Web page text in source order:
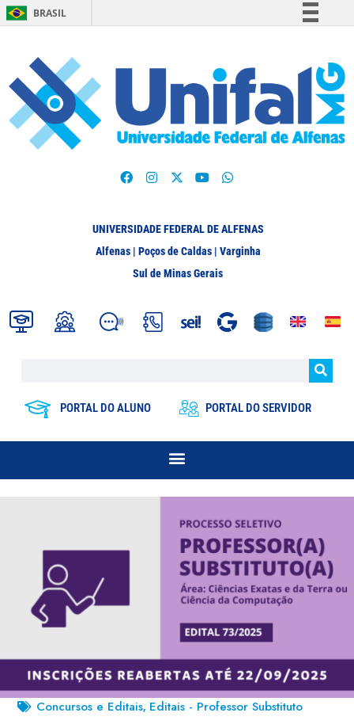
BRASIL
Participe
Acesso à informação
Legislação
UNIVERSIDADE FEDERAL DE ALFENAS
Alfenas | Poços de Caldas | Varginha
Sul de Minas Gerais
PORTAL DO ALUNO PORTAL DO SERVIDOR
Concursos e Editais, Editais - Professor Substituto